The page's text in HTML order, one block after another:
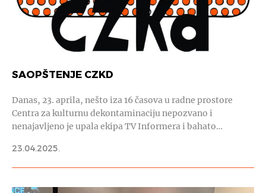
SAOPŠTENJE CZKD
Danas, 23. aprila, nešto iza 16 časova u radne prostore
Centra za kulturnu dekontaminaciju nepozvano i
nenajavljeno je upala ekipa TV Informera i bahato…
23.04.2025.